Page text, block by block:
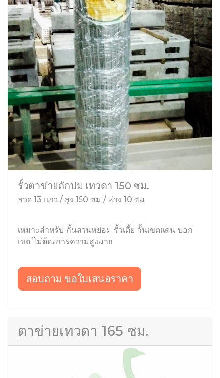
รั้วตาข่ายถักปม เทวดา 150 ซม.
ลวด 13 แถว / สูง 150 ซม / ห่าง 10 ซม
เหมาะสำหรับ กั้นสวนหย่อม รั้วเตี้ย กั้นเขตแดน บอก
เขต ไม่ต้องการความสูงมาก
สอบถาม ขอใบเสนอราคา
ตาข่ายเทวดา 165 ซม.